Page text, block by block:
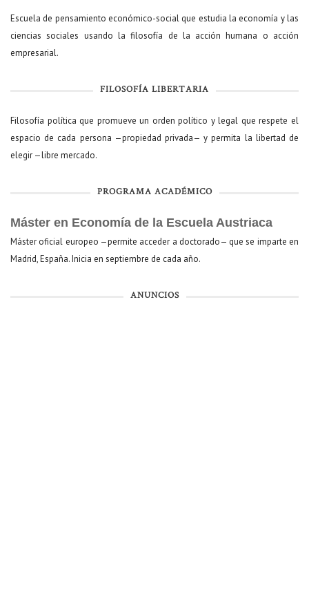
Escuela de pensamiento económico-social que estudia la economía y las
ciencias sociales usando la filosofía de la acción humana o acción
empresarial.
FILOSOFÍA LIBERTARIA
Filosofía política que promueve un orden político y legal que respete el
espacio de cada persona —propiedad privada— y permita la libertad de
elegir —libre mercado.
PROGRAMA ACADÉMICO
Máster en Economía de la Escuela Austriaca
Máster oficial europeo —permite acceder a doctorado— que se imparte en
Madrid, España. Inicia en septiembre de cada año.
ANUNCIOS